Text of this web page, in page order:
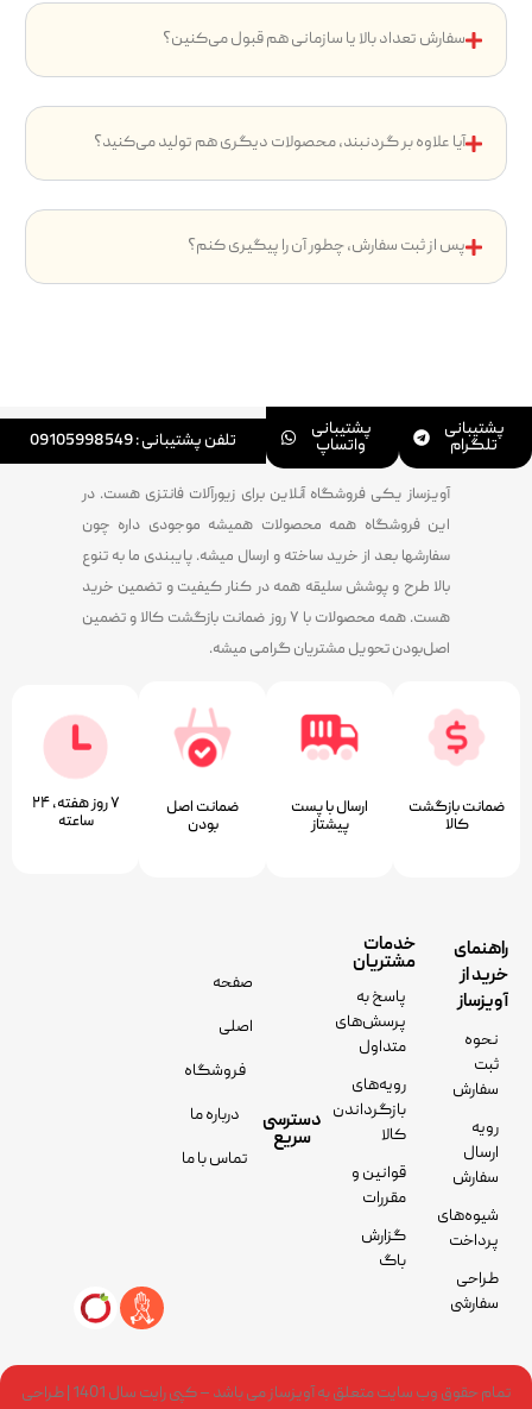
سفارش تعداد بالا یا سازمانی هم قبول می‌کنین؟
آیا علاوه بر گردنبند، محصولات دیگری هم تولید می‌کنید؟
پس از ثبت سفارش، چطور آن را پیگیری کنم؟
پشتیبانی
تلگرام
پشتیبانی
واتساپ تلفن پشتیبانی : 09105998549
آویزساز یکی فروشگاه آنلاین برای زیورآلات فانتزی هست. در
این فروشگاه همه محصولات همیشه موجودی داره چون
سفارشها بعد از خرید ساخته و ارسال میشه. پایبندی ما به تنوع
بالا طرح و پوشش سلیقه همه در کنار کیفیت و تضمین خرید
هست. همه محصولات با ۷ روز ضمانت بازگشت کالا و تضمین
اصل‌بودن تحویل مشتریان گرامی میشه.
ضمانت بازگشت
کالا
ارسال با پست
پیشتاز
ﺿﻤﺎﻧﺖ اﺻﻞ
ﺑﻮدن
۷ روز ﻫﻔﺘﻪ، ۲۴
ﺳﺎﻋﺘﻪ
راهنمای
خرید از
آویزساز
نحوه
ثبت
سفارش
رویه
ارسال
سفارش
شیوه‌های
پرداخت
طراحی
سفارشی
خدمات
مشتریان
پاسخ به
پرسش‌های
متداول
رویه‌های
بازگرداندن
کالا
قوانین و
مقررات
گزارش
باگ
دسترسی
سریع
صفحه
اصلی
فروشگاه
درباره ما
تماس با ما
تمام حقوق وب سایت متعلق به آویزساز می باشد – کپی رایت سال 1401 | طراحی